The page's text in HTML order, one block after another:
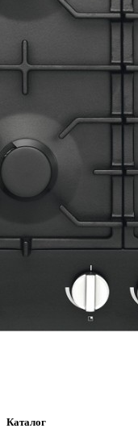
Каталог